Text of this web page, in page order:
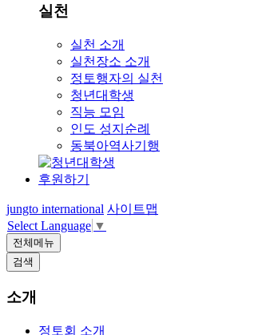
실천
실천 소개
실천장소 소개
정토행자의 실천
청년대학생
직능 모임
인도 성지순례
동북아역사기행
후원하기
jungto international 사이트맵
Select Language ▼
전체메뉴
검색
소개
정토회 소개